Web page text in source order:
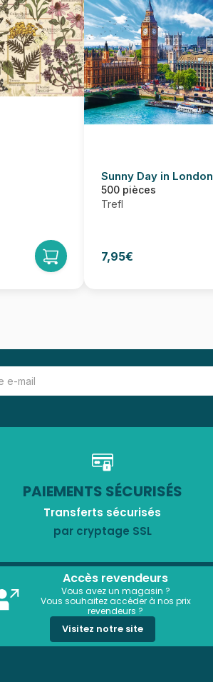
Sunny Day in London
500 pièces
Trefl
7,95€
PAIEMENTS SÉCURISÉS
Transferts sécurisés
par cryptage SSL
Accès revendeurs
Vous avez un magasin ?
Vous souhaitez accéder à nos prix
revendeurs ?
Visitez notre site